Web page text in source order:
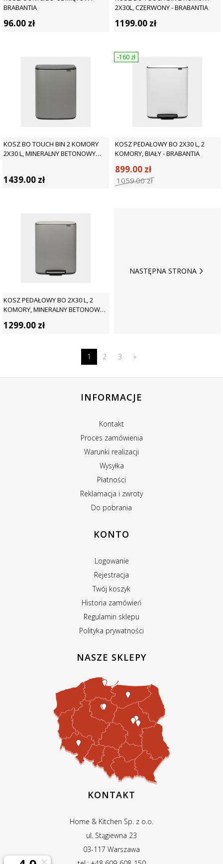
BRABANTIA
96.00 zł
2X30L, CZERWONY - BRABANTIA
1199.00 zł
KOSZ BO TOUCH BIN 2 KOMORY
2X30 L, MINERALNY BETONOWY
1439.00 zł
-160 zł
KOSZ PEDAŁOWY BO 2X30 L, 2
KOMORY, BIAŁY - BRABANTIA
899.00 zł
1059.00zł
KOSZ PEDAŁOWY BO 2X30 L, 2
KOMORY, MINERALNY BETONOWY
1299.00 zł
NASTĘPNA STRONA
1 2 3 »
INFORMACJE
Kontakt
Proces zamówienia
Warunki realizacji
Wysyłka
Płatności
Reklamacja i zwroty
Do pobrania
KONTO
Logowanie
Rejestracja
Twój koszyk
Historia zamówień
Regulamin sklepu
Polityka prywatności
NASZE SKLEPY
KONTAKT
Home & Kitchen Sp. z o.o.
ul. Stągiewna 23
03-117 Warszawa